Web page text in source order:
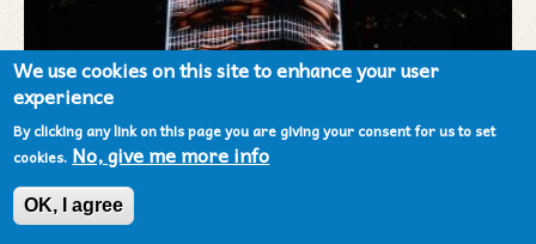
We use cookies on this site to enhance your user
experience
By clicking any link on this page you are giving your consent for us to set
cookies. No, give me more info
OK, I agree